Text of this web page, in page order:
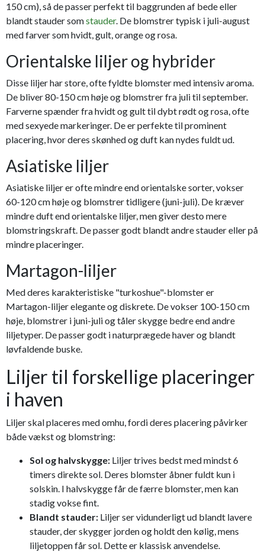
150 cm), så de passer perfekt til baggrunden af bede eller
blandt stauder somstauder. De blomstrer typisk i juli-august
med farver som hvidt, gult, orange og rosa.
Orientalske liljer og hybrider
Disse liljer har store, ofte fyldte blomster med intensiv aroma.
De bliver 80-150 cm høje og blomstrer fra juli til september.
Farverne spænder fra hvidt og gult til dybt rødt og rosa, ofte
med sexyede markeringer. De er perfekte til prominent
placering, hvor deres skønhed og duft kan nydes fuldt ud.
Asiatiske liljer
Asiatiske liljer er ofte mindre end orientalske sorter, vokser
60-120 cm høje og blomstrer tidligere (juni-juli). De kræver
mindre duft end orientalske liljer, men giver desto mere
blomstringskraft. De passer godt blandt andre stauder eller på
mindre placeringer.
Martagon-liljer
Med deres karakteristiske "turkoshue"-blomster er
Martagon-liljer elegante og diskrete. De vokser 100-150 cm
høje, blomstrer i juni-juli og tåler skygge bedre end andre
liljetyper. De passer godt i naturprægede haver og blandt
løvfaldende buske.
Liljer til forskellige placeringer
i haven
Liljer skal placeres med omhu, fordi deres placering påvirker
både vækst og blomstring:
Sol og halvskygge: Liljer trives bedst med mindst 6
timers direkte sol. Deres blomster åbner fuldt kun i
solskin. I halvskygge får de færre blomster, men kan
stadig vokse fint.
Blandt stauder: Liljer ser vidunderligt ud blandt lavere
stauder, der skygger jorden og holdt den kølig, mens
liljetoppen får sol. Dette er klassisk anvendelse.